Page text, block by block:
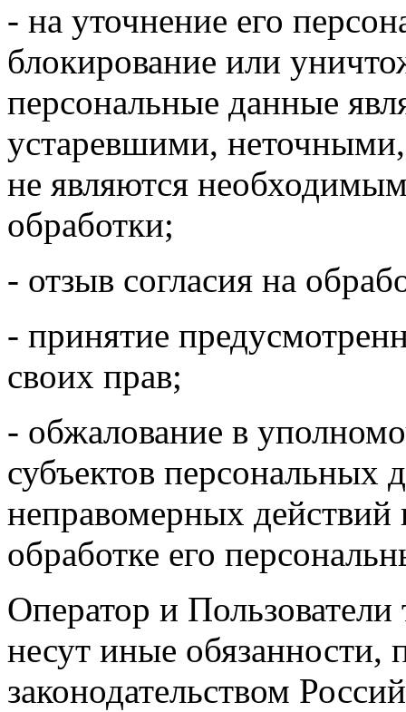
- на уточнение его
блокирование или
персональные данные
устаревшими,
не являются
обработки;
- отзыв согласия на
- принятие
своих прав;
- обжалование в
субъектов персональных
неправомерных действий
обработке его
Оператор и
несут иные обязанности,
законодательством